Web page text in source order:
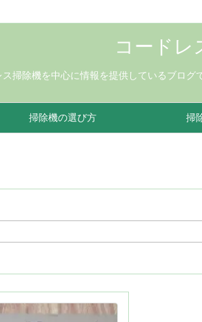
コードレ
ス掃除機を中心に情報を提供しているブログ
掃除機の選び方 掃